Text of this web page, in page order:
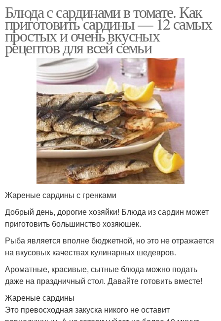
Блюда с сардинами в томате. Как
приготовить сардины — 12 самых
простых и очень вкусных
рецептов для всей семьи
Жареные сардины с гренками
Добрый день, дорогие хозяйки! Блюда из сардин может
приготовить большинство хозяюшек.
Рыба является вполне бюджетной, но это не отражается
на вкусовых качествах кулинарных шедевров.
Ароматные, красивые, сытные блюда можно подать
даже на праздничный стол. Давайте готовить вместе!
Жареные сардины
Это превосходная закуска никого не оставит